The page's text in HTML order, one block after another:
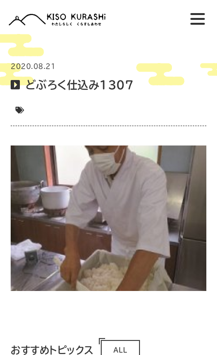
2020.08.21
どぶろく仕込み1307
おすすめトピックス ALL